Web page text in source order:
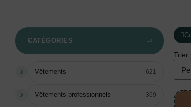
CATÉGORIES
Vêtements 621
Vêtements professionnels 369
Trier